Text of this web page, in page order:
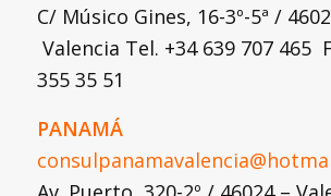
C/ Músico Gines, 16-3º-5ª /
Valencia Tel. +34 639 707 465
355 35 51
PANAMÁ